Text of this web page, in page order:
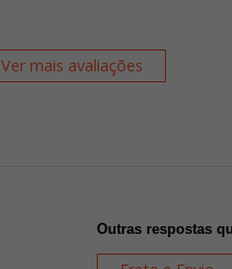
Ver mais avaliações
Outras respostas